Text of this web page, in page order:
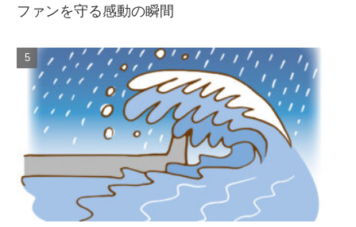
ファンを守る感動の瞬間